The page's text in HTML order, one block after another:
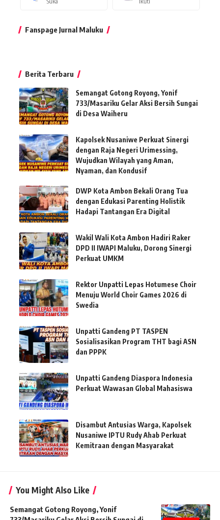
Fanspage Jurnal Maluku
Berita Terbaru
Semangat Gotong Royong, Yonif
733/Masariku Gelar Aksi Bersih Sungai
di Desa Waiheru
Kapolsek Nusaniwe Perkuat Sinergi
dengan Raja Negeri Urimessing,
Wujudkan Wilayah yang Aman,
Nyaman, dan Kondusif
DWP Kota Ambon Bekali Orang Tua
dengan Edukasi Parenting Holistik
Hadapi Tantangan Era Digital
Wakil Wali Kota Ambon Hadiri Raker
DPD II IWAPI Maluku, Dorong Sinergi
Perkuat UMKM
Rektor Unpatti Lepas Hotumese Choir
Menuju World Choir Games 2026 di
Swedia
Unpatti Gandeng PT TASPEN
Sosialisasikan Program THT bagi ASN
dan PPPK
Unpatti Gandeng Diaspora Indonesia
Perkuat Wawasan Global Mahasiswa
Disambut Antusias Warga, Kapolsek
Nusaniwe IPTU Rudy Ahab Perkuat
Kemitraan dengan Masyarakat
You Might Also Like
Semangat Gotong Royong, Yonif